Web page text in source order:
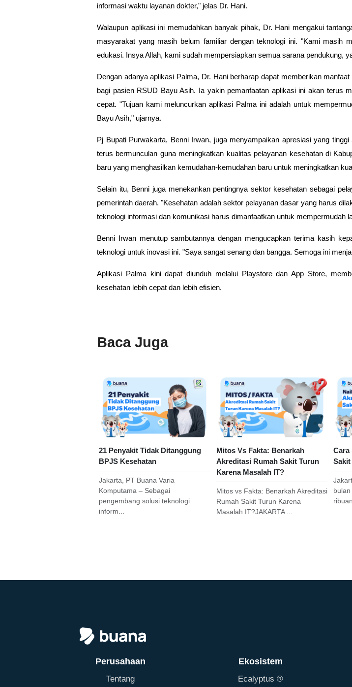
informasi waktu layanan dokter," jelas Dr. Hani.
Walaupun aplikasi ini memudahkan banyak pihak, Dr. Hani mengakui
masyarakat yang masih belum familiar dengan teknologi ini. "Kami masih
edukasi. Insya Allah, kami sudah mempersiapkan semua sarana pendukung,
Dengan adanya aplikasi Palma, Dr. Hani berharap dapat memberikan
bagi pasien RSUD Bayu Asih. Ia yakin pemanfaatan aplikasi ini akan terus
cepat. "Tujuan kami meluncurkan aplikasi Palma ini adalah untuk
Bayu Asih," ujarnya.
Pj Bupati Purwakarta, Benni Irwan, juga menyampaikan apresiasi yang
terus bermunculan guna meningkatkan kualitas pelayanan kesehatan di
baru yang menghasilkan kemudahan-kemudahan baru untuk meningkatkan
Selain itu, Benni juga menekankan pentingnya sektor kesehatan sebagai
pemerintah daerah. "Kesehatan adalah sektor pelayanan dasar yang harus
teknologi informasi dan komunikasi harus dimanfaatkan untuk mempermudah
Benni Irwan menutup sambutannya dengan mengucapkan terima kasih
teknologi untuk inovasi ini. "Saya sangat senang dan bangga. Semoga ini
Aplikasi Palma kini dapat diunduh melalui Playstore dan App Store,
kesehatan lebih cepat dan lebih efisien.
Baca Juga
21 Penyakit Tidak Ditanggung
BPJS Kesehatan
Jakarta, PT Buana Varia
Komputama – Sebagai
pengembang solusi teknologi
inform...
Mitos Vs Fakta: Benarkah
Akreditasi Rumah Sakit Turun
Karena Masalah IT?
Mitos vs Fakta: Benarkah Akreditasi
Rumah Sakit Turun Karena
Masalah IT?JAKARTA ...
Cara
Sakit
Perusahaan
Tentang
Ekosistem
Ecalyptus ®